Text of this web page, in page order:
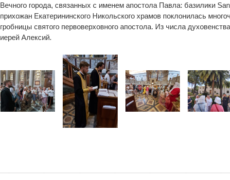
Вечного города, связанных с именем апостола Павла: базилики
прихожан Екатерининского Никольского храмов поклонилась
гробницы святого первоверховного апостола. Из числа
иерей Алексий.